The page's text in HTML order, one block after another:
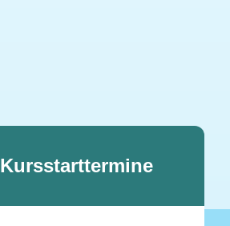
Kursstarttermine